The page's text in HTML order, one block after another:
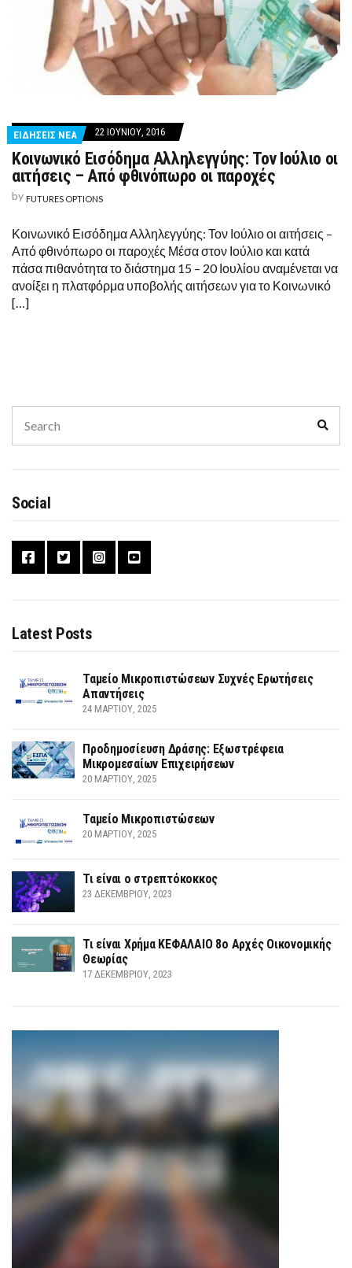
ΕΙΔΗΣΕΙΣ ΝΕΑ 22 ΙΟΥΝΊΟΥ, 2016
Κοινωνικό Εισόδημα Αλληλεγγύης: Τον Ιούλιο οι
αιτήσεις – Από φθινόπωρο οι παροχές
by FUTURES OPTIONS
Κοινωνικό Εισόδημα Αλληλεγγύης: Τον Ιούλιο οι αιτήσεις –
Από φθινόπωρο οι παροχές Μέσα στον Ιούλιο και κατά
πάσα πιθανότητα το διάστημα 15 – 20 Ιουλίου αναμένεται να
ανοίξει η πλατφόρμα υποβολής αιτήσεων για το Κοινωνικό
[…]
for:
Social
Latest Posts
Ταμείο Μικροπιστώσεων Συχνές Ερωτήσεις
Απαντήσεις
24 ΜΑΡΤΊΟΥ, 2025
Προδημοσίευση Δράσης: Εξωστρέφεια
Μικρομεσαίων Επιχειρήσεων
20 ΜΑΡΤΊΟΥ, 2025
Ταμείο Μικροπιστώσεων
20 ΜΑΡΤΊΟΥ, 2025
Τι είναι ο στρεπτόκοκκος
23 ΔΕΚΕΜΒΡΊΟΥ, 2023
Τι είναι Χρήμα ΚΕΦΑΛΑΙΟ 8ο Αρχές Οικονομικής
Θεωρίας
17 ΔΕΚΕΜΒΡΊΟΥ, 2023